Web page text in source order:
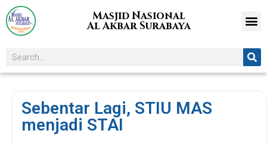
Masjid Nasional
Al Akbar Surabaya
Sebentar Lagi, STIU MAS
menjadi STAI